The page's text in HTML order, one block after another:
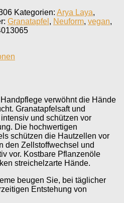
Kategorien: Arya Laya,
Granatapfel , Neuform, vegan,
verwöhnt die Hände
Granatapfelsaft und
und schützen vor
Die hochwertigen
schützen die Hautzellen vor
den Zellstoffwechsel und
vor. Kostbare Pflanzenöle
streichelzarte Hände.
beugen Sie, bei täglicher
Entstehung von